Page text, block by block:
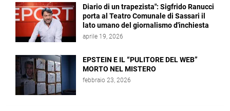
Diario di un trapezista": Sigfrido Ranucci
porta al Teatro Comunale di Sassari il
lato umano del giornalismo d'inchiesta
aprile 19, 2026
EPSTEIN E IL “PULITORE DEL WEB”
MORTO NEL MISTERO
febbraio 23, 2026